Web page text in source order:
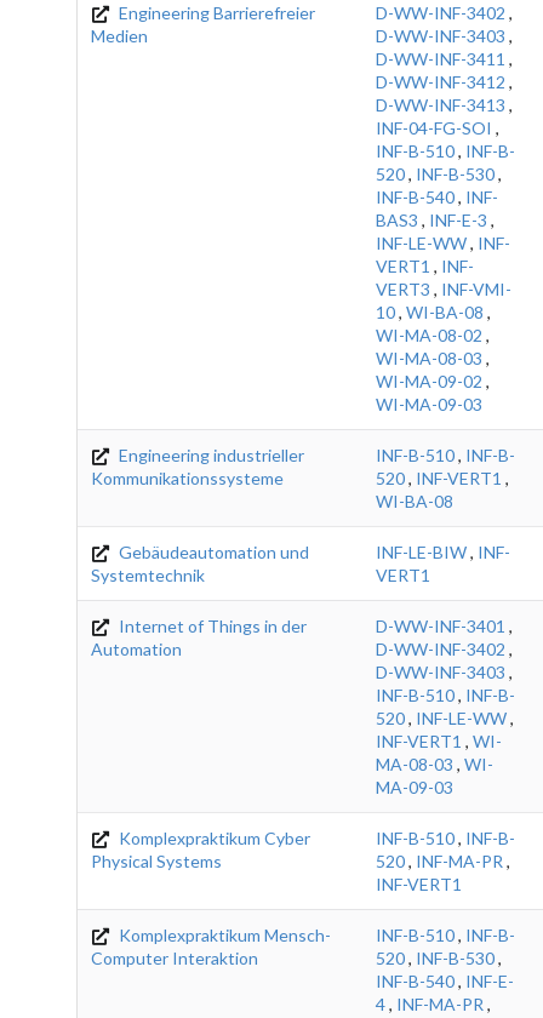
Engineering Barrierefreier
Medien
D-WW-INF-3402 ,
D-WW-INF-3403 ,
D-WW-INF-3411 ,
D-WW-INF-3412 ,
D-WW-INF-3413 ,
INF-04-FG-SOI ,
INF-B-510, INF-B-
520, INF-B-530,
INF-B-540, INF-
BAS3 , INF-E-3 ,
INF-LE-WW, INF-
VERT1 , INF-
VERT3 , INF-VMI-
10, WI-BA-08 ,
WI-MA-08-02 ,
WI-MA-08-03 ,
WI-MA-09-02 ,
WI-MA-09-03
Engineering industrieller
Kommunikationssysteme
INF-B-510, INF-B-
520, INF-VERT1 ,
WI-BA-08
Gebäudeautomation und
Systemtechnik
INF-LE-BIW, INF-
VERT1
Internet of Things in der
Automation
D-WW-INF-3401 ,
D-WW-INF-3402 ,
D-WW-INF-3403 ,
INF-B-510, INF-B-
520, INF-LE-WW,
INF-VERT1 , WI-
MA-08-03 , WI-
MA-09-03
Komplexpraktikum Cyber
Physical Systems
INF-B-510, INF-B-
520, INF-MA-PR ,
INF-VERT1
Komplexpraktikum Mensch-
Computer Interaktion
INF-B-510, INF-B-
520, INF-B-530,
INF-B-540, INF-E-
4, INF-MA-PR ,